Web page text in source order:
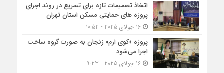
اتخاذ تصمیمات تازه برای تسریع در روند اجرای
پروژه های حمایتی مسکن استان تهران
16 جولای 2025 - 10:52
پروژه «کوی ارم» زنجان به صورت گروه ساخت
اجرا می‌شود
16 جولای 2025 - 9:23